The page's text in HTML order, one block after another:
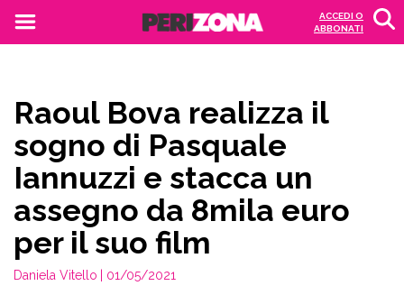
ACCEDI O
ABBONATI
Raoul Bova realizza il
sogno di Pasquale
Iannuzzi e stacca un
assegno da 8mila euro
per il suo film
Daniela Vitello | 01/05/2021